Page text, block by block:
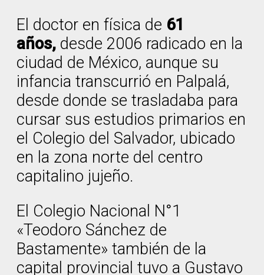
El doctor en física de 61
años, desde 2006 radicado en la
ciudad de México, aunque su
infancia transcurrió en Palpalá,
desde donde se trasladaba para
cursar sus estudios primarios en
el Colegio del Salvador, ubicado
en la zona norte del centro
capitalino jujeño.
El Colegio Nacional N°1
«Teodoro Sánchez de
Bastamente» también de la
capital provincial tuvo a Gustavo